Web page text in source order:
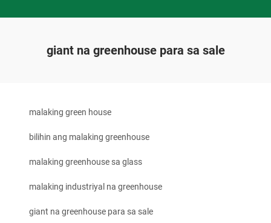
giant na greenhouse para sa sale
malaking green house
bilihin ang malaking greenhouse
malaking greenhouse sa glass
malaking industriyal na greenhouse
giant na greenhouse para sa sale